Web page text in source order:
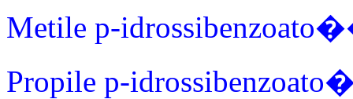
Metile p-
Propile p-